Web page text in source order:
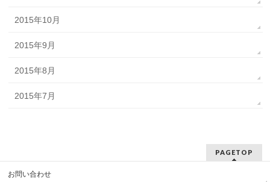
2015年10月
2015年9月
2015年8月
2015年7月
PAGETOP
お問い合わせ